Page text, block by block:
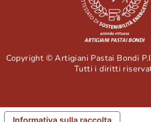
Copyright © Artigiani Pastai Bondi
Tutti i diritti